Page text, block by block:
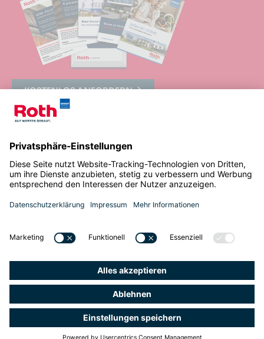
KOSTENLOS ANFORDERN
© 2024
Sondernheimer Straße 6 b
Telefon: +49 7274 1007
E-Mail: info@roth-
baumeisterhaus.de
Impressum
FAQ
Einstellungen
Roth Bau auf
Roth Bau auf
Roth Bau auf
Roth Bau